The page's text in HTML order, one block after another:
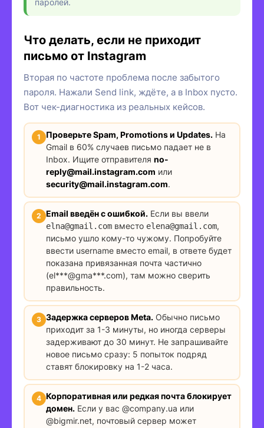
паролей.
Что делать, если не приходит
письмо от Instagram
Вторая по частоте проблема после забытого
пароля. Нажали Send link, ждёте, а в Inbox пусто.
Вот чек-диагностика из реальных кейсов.
Проверьте Spam, Promotions и Updates.На
Gmail в 60% случаев письмо падает не в
Inbox. Ищите отправителя no-
reply@mail.instagram.com или
security@mail.instagram.com.
Email введён с ошибкой.Если вы ввели
elna@gmail.comвместо elena@gmail.com,
письмо ушло кому-то чужому. Попробуйте
ввести username вместо email, в ответе будет
показана привязанная почта частично
(el***@gma***.com), там можно сверить
правильность.
Задержка серверов Meta.Обычно письмо
приходит за 1-3 минуты, но иногда серверы
задерживают до 30 минут. Не запрашивайте
новое письмо сразу: 5 попыток подряд
ставят блокировку на 1-2 часа.
Корпоративная или редкая почта блокирует
домен.Если у вас @company.ua или
@bigmir.net, почтовый сервер может